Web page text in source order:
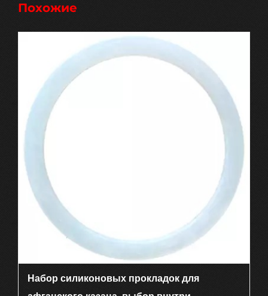
Похожие
Набор силиконовых прокладок для